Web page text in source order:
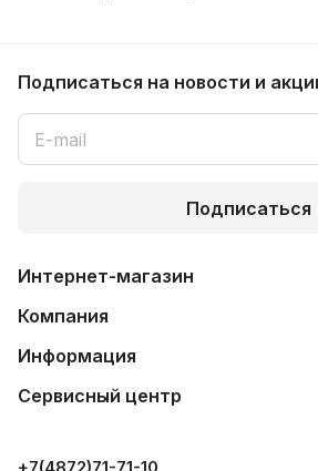
Подписаться на новости и
Подписаться
Интернет-магазин
Компания
Информация
Сервисный центр